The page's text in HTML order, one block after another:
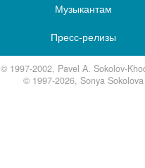
Музыкантам
Пресс-релизы
© 1997-2002, Pavel A. Sokolov-
© 1997-2026, Sonya Sokolova